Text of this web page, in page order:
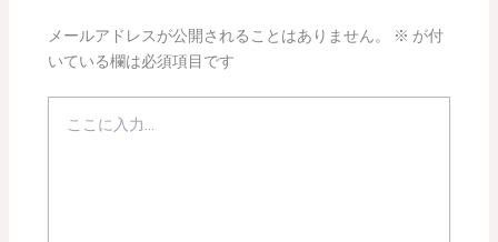
メールアドレスが公開されることはありません。 ※ が付
いている欄は必須項目です